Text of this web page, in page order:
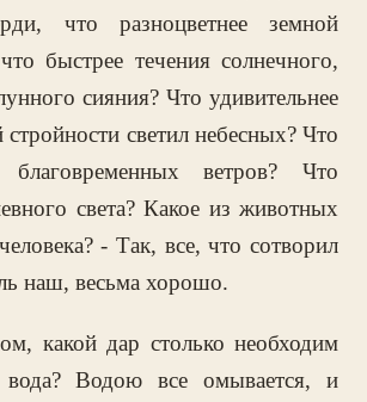
что разноцветнее земной
быстрее течения солнечного,
сияния? Что удивительнее
светил небесных? Что
благовременных ветров? Что
света? Какое из животных
- Так, все, что сотворил
наш, весьма хорошо.
какой дар столько необходим
Водою все омывается, и